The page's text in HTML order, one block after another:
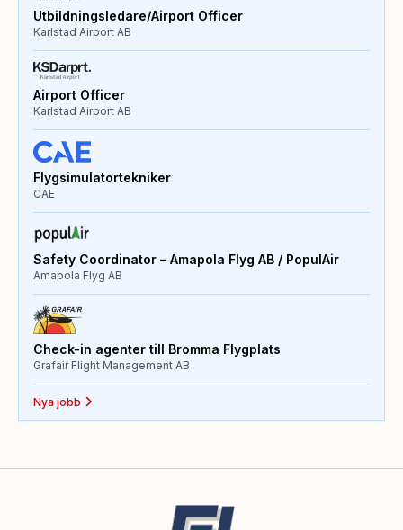
Utbildningsledare/Airport Officer
Karlstad Airport AB
Airport Officer
Karlstad Airport AB
Flygsimulatortekniker
CAE
Safety Coordinator – Amapola Flyg AB / PopulAir
Amapola Flyg AB
Check-in agenter till Bromma Flygplats
Grafair Flight Management AB
Nya jobb